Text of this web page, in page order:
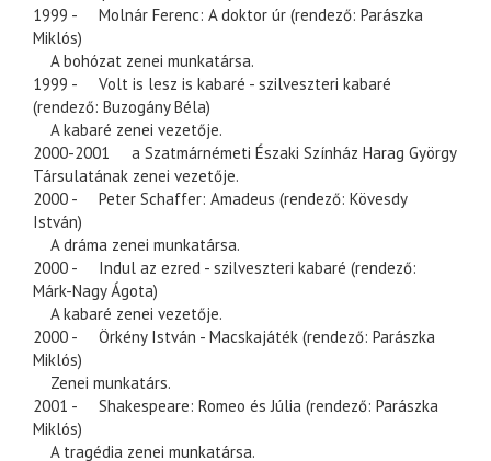
1999 - Molnár Ferenc: A doktor úr (rendező: Parászka
Miklós)
A bohózat zenei munkatársa.
1999 - Volt is lesz is kabaré - szilveszteri kabaré
(rendező: Buzogány Béla)
A kabaré zenei vezetője.
2000-2001 a Szatmárnémeti Északi Színház Harag György
Társulatának zenei vezetője.
2000 - Peter Schaffer: Amadeus (rendező: Kövesdy
István)
A dráma zenei munkatársa.
2000 - Indul az ezred - szilveszteri kabaré (rendező:
Márk-Nagy Ágota)
A kabaré zenei vezetője.
2000 - Örkény István - Macskajáték (rendező: Parászka
Miklós)
Zenei munkatárs.
2001 - Shakespeare: Romeo és Júlia (rendező: Parászka
Miklós)
A tragédia zenei munkatársa.